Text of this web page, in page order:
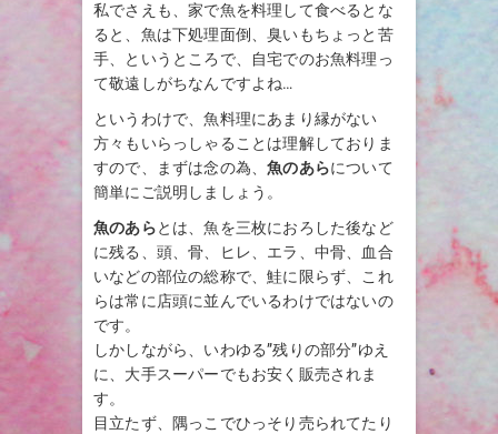
私でさえも、家で魚を料理して食べるとな
ると、魚は下処理面倒、臭いもちょっと苦
手、というところで、自宅でのお魚料理っ
て敬遠しがちなんですよね…
というわけで、魚料理にあまり縁がない
方々もいらっしゃることは理解しておりま
すので、まずは念の為、魚のあらについて
簡単にご説明しましょう。
魚のあらとは、魚を三枚におろした後など
に残る、頭、骨、ヒレ、エラ、中骨、血合
いなどの部位の総称で、鮭に限らず、これ
らは常に店頭に並んでいるわけではないの
です。
しかしながら、いわゆる”残りの部分”ゆえ
に、大手スーパーでもお安く販売されま
す。
目立たず、隅っこでひっそり売られてたり